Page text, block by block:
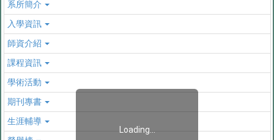
系所簡介
入學資訊
師資介紹
課程資訊
學術活動
期刊專書
生涯輔導
Loading...